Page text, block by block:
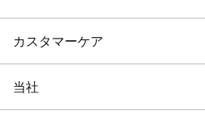
カスタマーケア
当社